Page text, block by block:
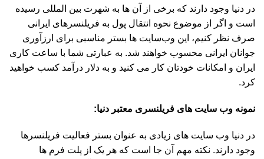
در دنیا وجود دارند که برخی از آن ها به شهرت بین المللی رسیده
است و اگر از موضوع نحوه انتقال پول به فریلنسرهای ایرانی
صرف نظر کنیم، این وب‌سایت ها بستر مناسبی برای ارزآوری
جوانان ایرانی محسوب خواهند شد. به عبارتی شما با ساعت کاری
ایران و امکانات خودتان کار می کنید و به دلار درآمد کسب خواهید
کرد.
نمونه وب سایت های فریلنسری معتبر دنیا:
در دنیا وب سایت های زیادی به عنوان بستر فعالیت فریلنسرها
وجود دارند. نکته مهم آن جا است که هر یک از پلت فرم ها